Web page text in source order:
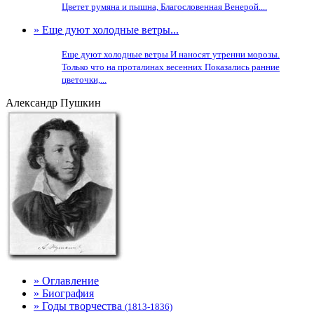
Цветет румяна и пышна, Благословенная Венерой....
» Еще дуют холодные ветры...
Еще дуют холодные ветры И наносят утренни морозы.
Только что на проталинах весенних Показались ранние
цветочки,...
Александр Пушкин
» Оглавление
» Биография
» Годы творчества (1813-1836)